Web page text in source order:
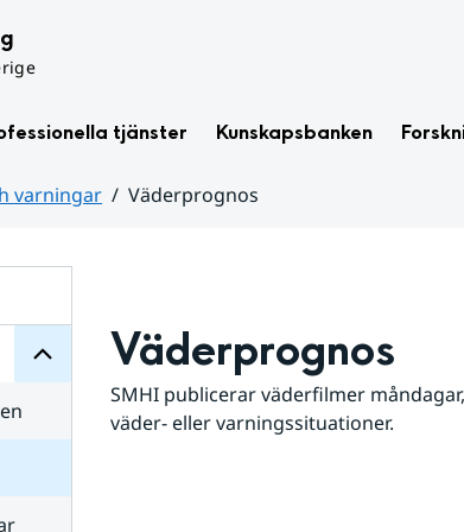
tjänster Kunskapsbanken
varningar
Väderprognos
för
Väderprognos
SMHI publicerar väderfilmer
väder- eller varningssituationer.